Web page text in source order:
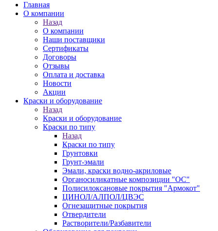
Главная
О компании
Назад
О компании
Наши поставщики
Сертификаты
Договоры
Отзывы
Оплата и доставка
Новости
Акции
Краски и оборудование
Назад
Краски и оборудование
Краски по типу
Назад
Краски по типу
Грунтовки
Грунт-эмали
Эмали, краски водно-акриловые
Органосиликатные композиции "ОС"
Полисилоксановые покрытия "Армокот"
ЦИНОЛ/АЛПОЛ/ЦВЭС
Огнезащитные покрытия
Отвердители
Растворители/Разбавители